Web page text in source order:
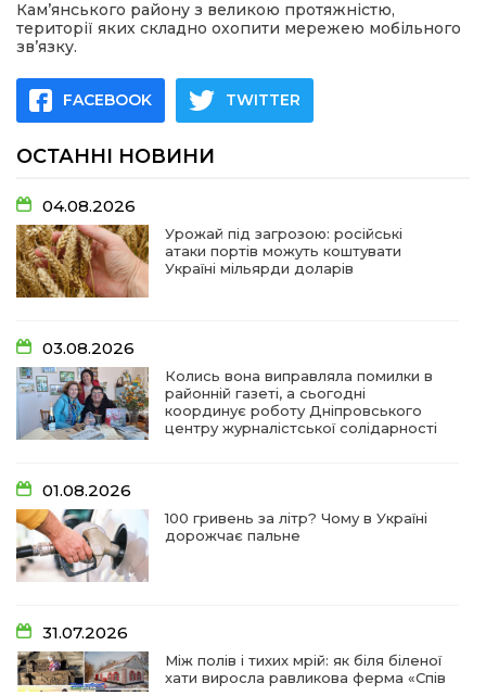
Кам’янського району з великою протяжністю,
території яких складно охопити мережею мобільного
зв’язку.
FACEBOOK TWITTER
ОСТАННІ НОВИНИ
04.08.2026
Урожай під загрозою: російські
атаки портів можуть коштувати
Україні мільярди доларів
03.08.2026
Колись вона виправляла помилки в
районній газеті, а сьогодні
координує роботу Дніпровського
центру журналістської солідарності
01.08.2026
100 гривень за літр? Чому в Україні
дорожчає пальне
31.07.2026
Між полів і тихих мрій: як біля біленої
хати виросла равликова ферма «Спів